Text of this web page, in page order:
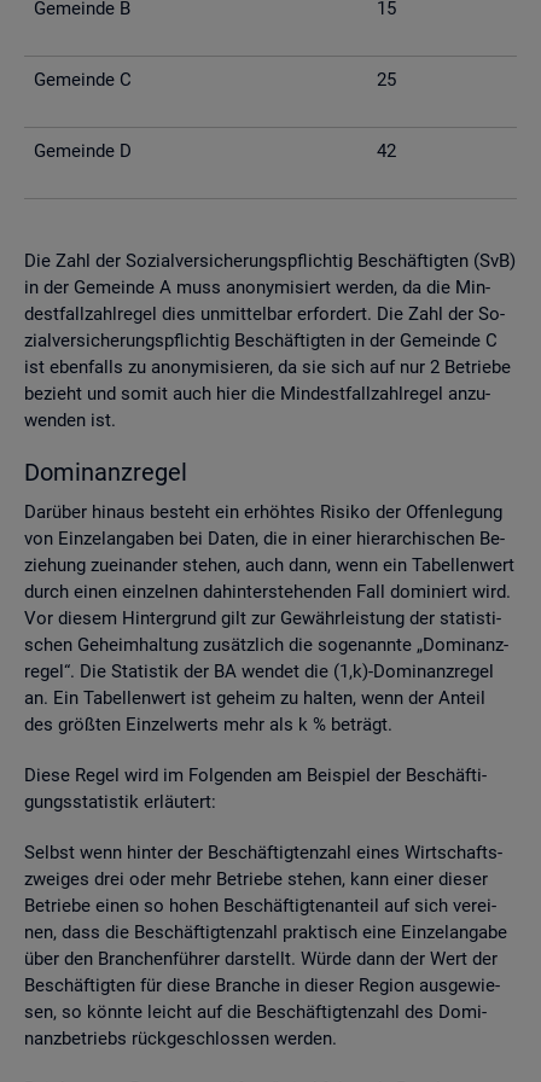
Ge­mein­de B 15
Ge­mein­de C 25
Ge­mein­de D 42
Die Zahl der So­zi­al­ver­si­che­rungs­pflich­tig Be­schäf­tig­ten (SvB)
in der Ge­mein­de A muss an­ony­mi­siert wer­den, da die Min­
dest­fall­zahl­re­gel dies un­mit­tel­bar er­for­dert. Die Zahl der So­
zi­al­ver­si­che­rungs­pflich­tig Be­schäf­tig­ten in der Ge­mein­de C
ist eben­falls zu an­ony­mi­sie­ren, da sie sich auf nur 2 Be­trie­be
be­zieht und somit auch hier die Min­dest­fall­zahl­re­gel an­zu­
wen­den ist.
Do­mi­nanz­re­gel
Dar­über hin­aus be­steht ein er­höh­tes Ri­si­ko der Of­fen­le­gung
von Ein­zel­an­ga­ben bei Daten, die in einer hier­ar­chi­schen Be­
zie­hung zu­ein­an­der ste­hen, auch dann, wenn ein Ta­bel­len­wert
durch einen ein­zel­nen da­hin­ter­ste­hen­den Fall do­mi­niert wird.
Vor die­sem Hin­ter­grund gilt zur Ge­währ­leis­tung der sta­tis­ti­
schen Ge­heim­hal­tung zu­sätz­lich die so­ge­nann­te „Do­mi­nanz­
re­gel“. Die Sta­tis­tik der BA wen­det die (1,k)-Do­mi­nanz­re­gel
an. Ein Ta­bel­len­wert ist ge­heim zu hal­ten, wenn der An­teil
des grö­ß­ten Ein­zel­werts mehr als k % be­trägt.
Diese Regel wird im Fol­gen­den am Bei­spiel der Be­schäf­ti­
gungs­sta­tis­tik er­läu­tert:
Selbst wenn hin­ter der Be­schäf­tig­ten­zahl eines Wirt­schafts­
zwei­ges drei oder mehr Be­trie­be ste­hen, kann einer die­ser
Be­trie­be einen so hohen Be­schäf­tig­ten­an­teil auf sich ver­ei­
nen, dass die Be­schäf­tig­ten­zahl prak­tisch eine Ein­zel­an­ga­be
über den Bran­chen­füh­rer dar­stellt. Würde dann der Wert der
Be­schäf­tig­ten für diese Bran­che in die­ser Re­gi­on aus­ge­wie­
sen, so könn­te leicht auf die Be­schäf­tig­ten­zahl des Do­mi­
nanz­be­triebs rück­ge­schlos­sen wer­den.